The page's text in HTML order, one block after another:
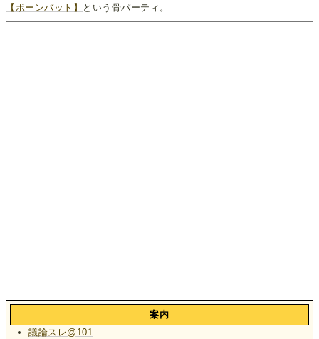
【ボーンバット】
という骨パーティ。
案内
議論スレ@101